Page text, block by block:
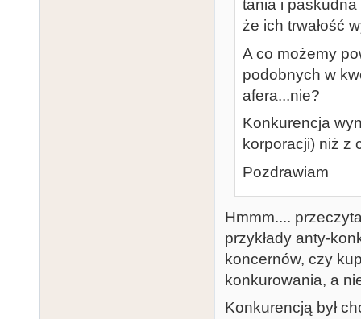
tania i
że ich trwałość
A co możemy
podobnych w
afera...nie?
Konkurencja
korporacji) niż z
Pozdrawiam
Hmmm....
przykłady anty-
koncernów, czy
konkurowania, a
Konkurencją był